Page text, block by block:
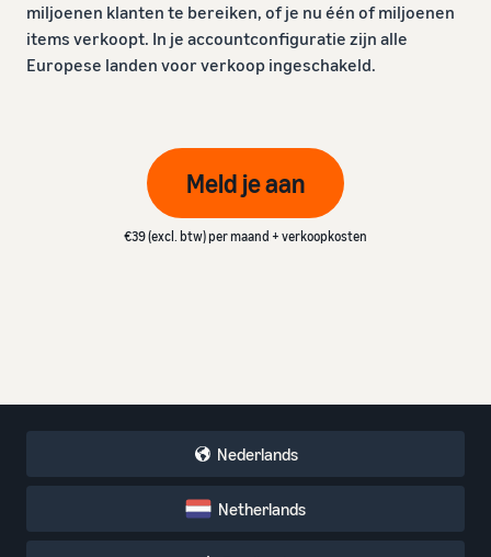
miljoenen klanten te bereiken, of je nu één of miljoenen
items verkoopt. In je accountconfiguratie zijn alle
Europese landen voor verkoop ingeschakeld.
Meld je aan
€39 (excl. btw) per maand + verkoopkosten
Nederlands
Netherlands